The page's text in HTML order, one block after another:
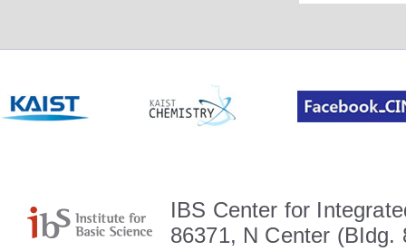
IBS Center for
86371, N Center (BIdg.